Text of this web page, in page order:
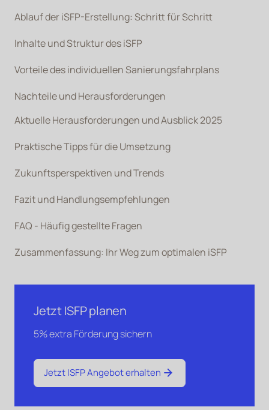
Ablauf der iSFP-Erstellung: Schritt für Schritt
Inhalte und Struktur des iSFP
Vorteile des individuellen Sanierungsfahrplans
Nachteile und Herausforderungen
Aktuelle Herausforderungen und Ausblick 2025
Praktische Tipps für die Umsetzung
Zukunftsperspektiven und Trends
Fazit und Handlungsempfehlungen
FAQ - Häufig gestellte Fragen
Zusammenfassung: Ihr Weg zum optimalen iSFP
Jetzt ISFP planen
5% extra Förderung sichern
Jetzt ISFP Angebot erhalten